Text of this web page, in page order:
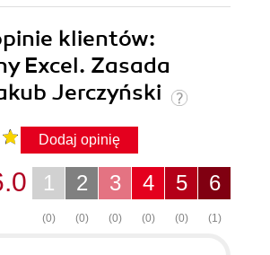
klientów:
Excel. Zasada
Jerczyński
Dodaj opinię
6
(1)
5
(0)
4
(0)
3
(0)
2
(0)
1
(0)